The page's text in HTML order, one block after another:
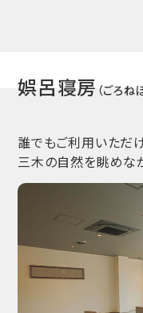
娯呂寝房 （ごろね
誰でもご利用いただ
三木の自然を眺めな